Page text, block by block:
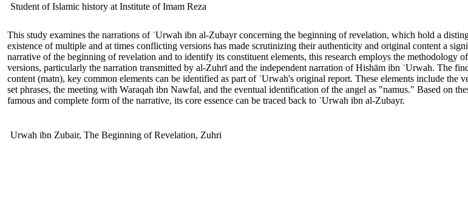
Student of Islamic history at Institute of Imam Reza
This study examines the narrations of ʿUrwah ibn al-Zubayr concerning the beginning of revelation, which hold a
existence of multiple and at times conflicting versions has made scrutinizing their authenticity and original content a
narrative of the beginning of revelation and to identify its constituent elements, this research employs the methodology
versions, particularly the narration transmitted by al-Zuhrī and the independent narration of Hishām ibn ʿUrwah. The
content (matn), key common elements can be identified as part of ʿUrwah's original report. These elements include
set phrases, the meeting with Waraqah ibn Nawfal, and the eventual identification of the angel as "namus." Based on
famous and complete form of the narrative, its core essence can be traced back to ʿUrwah ibn al-Zubayr.
Urwah ibn Zubair, The Beginning of Revelation, Zuhri